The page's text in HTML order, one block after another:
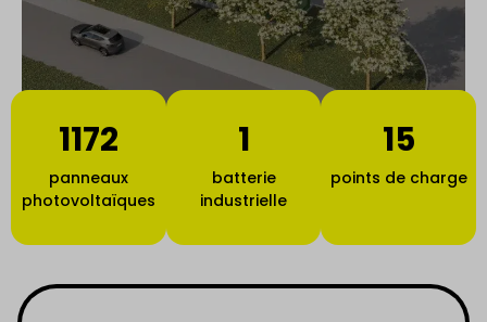
1172
panneaux
photovoltaïques
1
batterie
industrielle
15
points de charge